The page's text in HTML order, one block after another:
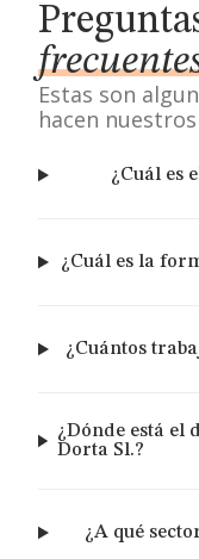
Estas son
hacen
¿Cuál es
¿Cuál es la
¿Cuántos
¿Dónde está el
Dorta Sl.?
¿A qué